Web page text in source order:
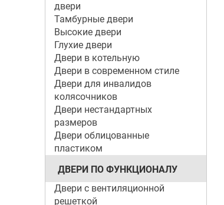
двери
Тамбурные двери
Высокие двери
Глухие двери
Двери в котельную
Двери в современном стиле
Двери для инвалидов
колясочников
Двери нестандартных
размеров
Двери облицованные
пластиком
ДВЕРИ ПО ФУНКЦИОНАЛУ
Двери с вентиляционной
решеткой